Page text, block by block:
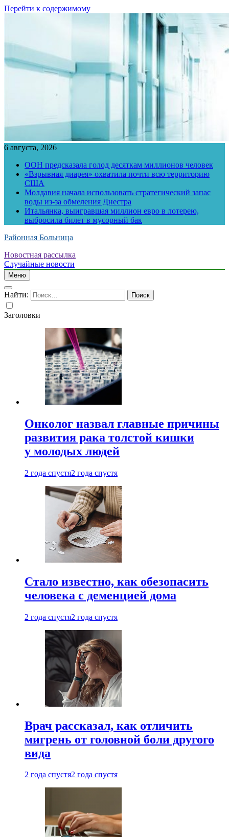
Перейти к содержимому
6 августа, 2026
ООН предсказала голод десяткам миллионов человек
«Взрывная диарея» охватила почти всю территорию
США
Молдавия начала использовать стратегический запас
воды из-за обмеления Днестра
Итальянка, выигравшая миллион евро в лотерею,
выбросила билет в мусорный бак
Районная Больница
Новостная рассылка
Случайные новости
Меню
Найти:
Заголовки
Онколог назвал главные причины
развития рака толстой кишки
у молодых людей
2 года спустя2 года спустя
Стало известно, как обезопасить
человека с деменцией дома
2 года спустя2 года спустя
Врач рассказал, как отличить
мигрень от головной боли другого
вида
2 года спустя2 года спустя